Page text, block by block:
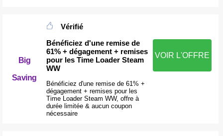
Big
Saving
Vérifié
Bénéficiez d'une remise de
61% + dégagement + remises
pour les Time Loader Steam
WW
Bénéficiez d'une remise de 61% +
dégagement + remises pour les
Time Loader Steam WW, offre à
durée limitée & aucun coupon
nécessaire
VOIR L'OFFRE